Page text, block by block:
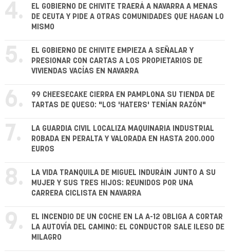
4.
EL GOBIERNO DE CHIVITE TRAERÁ A NAVARRA A MENAS
DE CEUTA Y PIDE A OTRAS COMUNIDADES QUE HAGAN LO
MISMO
5.
EL GOBIERNO DE CHIVITE EMPIEZA A SEÑALAR Y
PRESIONAR CON CARTAS A LOS PROPIETARIOS DE
VIVIENDAS VACÍAS EN NAVARRA
6.
99 CHEESECAKE CIERRA EN PAMPLONA SU TIENDA DE
TARTAS DE QUESO: "LOS 'HATERS' TENÍAN RAZÓN"
7.
LA GUARDIA CIVIL LOCALIZA MAQUINARIA INDUSTRIAL
ROBADA EN PERALTA Y VALORADA EN HASTA 200.000
EUROS
8.
LA VIDA TRANQUILA DE MIGUEL INDURÁIN JUNTO A SU
MUJER Y SUS TRES HIJOS: REUNIDOS POR UNA
CARRERA CICLISTA EN NAVARRA
9.
EL INCENDIO DE UN COCHE EN LA A-12 OBLIGA A CORTAR
LA AUTOVÍA DEL CAMINO: EL CONDUCTOR SALE ILESO DE
MILAGRO